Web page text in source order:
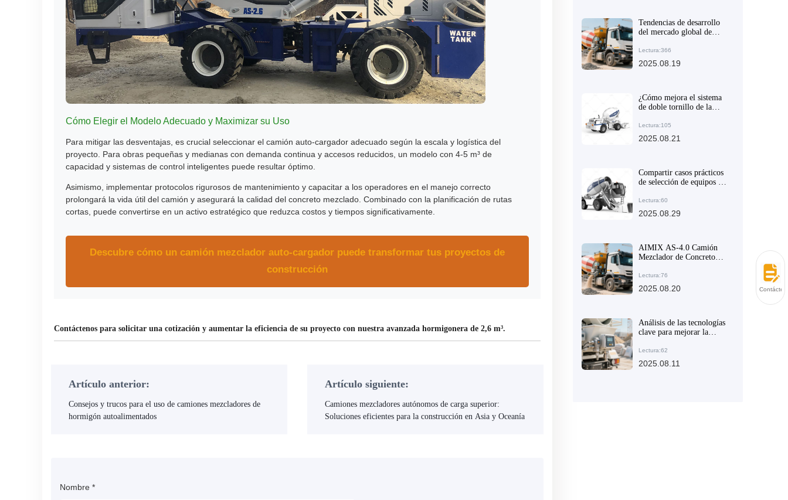
Cómo Elegir el Modelo Adecuado y Maximizar su Uso
Para mitigar las desventajas, es crucial seleccionar el camión auto-cargador adecuado según la escala y logística del
proyecto. Para obras pequeñas y medianas con demanda continua y accesos reducidos, un modelo con 4-5 m³ de
capacidad y sistemas de control inteligentes puede resultar óptimo.
Asimismo, implementar protocolos rigurosos de mantenimiento y capacitar a los operadores en el manejo correcto
prolongará la vida útil del camión y asegurará la calidad del concreto mezclado. Combinado con la planificación de rutas
cortas, puede convertirse en un activo estratégico que reduzca costos y tiempos significativamente.
Descubre cómo un camión mezclador auto-cargador puede transformar tus proyectos de
construcción
Contáctenos para solicitar una cotización y aumentar la eficiencia de su proyecto con nuestra avanzada hormigonera de 2,6 m³.
Artículo anterior:
Consejos y trucos para el uso de camiones mezcladores de
hormigón autoalimentados
Artículo siguiente:
Camiones mezcladores autónomos de carga superior:
Soluciones eficientes para la construcción en Asia y Oceanía
Nombre *
Tendencias de desarrollo
del mercado global de
concreto autocargadores y
análisis de los estándares
Lectura:366
2025.08.19
¿Cómo mejora el sistema
de doble tornillo de la
la eficiencia en proyectos
de construcción a gran
Lectura:105
2025.08.21
Compartir casos prácticos
de selección de equipos de
diferentes condiciones de
sitio de construcción
Lectura:60
2025.08.29
AIMIX AS-4.0 Camión
Mezclador de Concreto
Innovador y Ventajas
Competitivas
Lectura:76
2025.08.20
Análisis de las tecnologías
clave para mejorar la
de descarga de los
mezcladores de concreto
Lectura:62
2025.08.11